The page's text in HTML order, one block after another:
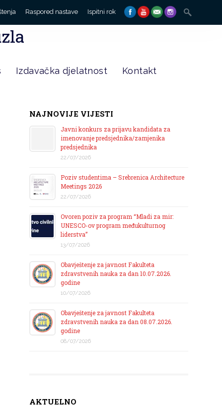
Raspored nastave Ispitni rok
Search
for:
Izdavačka djelatnost Kontakt
NAJNOVIJE VIJESTI
Javni konkurs za prijavu kandidata za
imenovanje predsjednika/zamjenika
predsjednika
22/07/2026
Poziv studentima – Srebrenica Architecture
Meetings 2026
22/07/2026
Ovoren poziv za program “Mladi za mir:
UNESCO-ov program međukulturnog
liderstva”
13/07/2026
Obavještenje za javnost Fakulteta
zdravstvenih nauka za dan 10.07.2026.
godine
10/07/2026
Obavještenje za javnost Fakulteta
zdravstvenih nauka za dan 08.07.2026.
godine
08/07/2026
AKTUELNO